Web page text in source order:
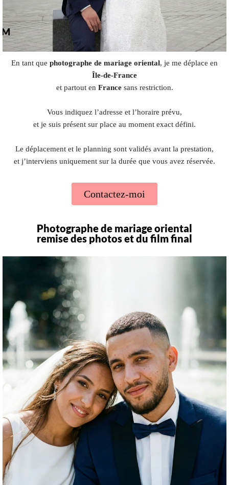
En tant que photographe de mariage oriental, je me déplace en
Île-de-France
et partout en Francesans restriction.
Vous indiquez l’adresse et l’horaire prévu,
et je suis présent sur place au moment exact défini.
Le déplacement et le planning sont validés avant la prestation,
et j’interviens uniquement sur la durée que vous avez réservée.
Contactez-moi
Photographe de mariage oriental
remise des photos et du film final